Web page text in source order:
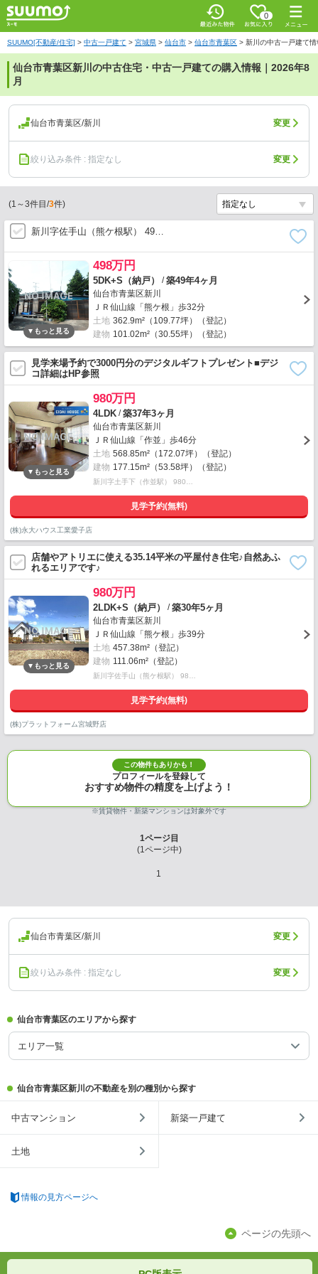
0
SUUMO[不動産/住宅] > 中古一戸建て > 宮城県 > 仙台市 > 仙台市青葉区 > 新川の中古一戸建て情
仙台市青葉区新川の中古住宅・中古一戸建ての購入情報｜2026年8
月
仙台市青葉区/新川 変更
絞り込み条件 : 指定なし 変更
(1 ～3件目/3件)
新川字佐手山（熊ケ根駅） 49…
498万円
5DK+S（納戸） /築49年4ヶ月
仙台市青葉区新川
ＪＲ仙山線「熊ケ根」歩32分
土地 362.9m²（109.77坪）（登記）
建物 101.02m²（30.55坪）（登記）
見学来場予約で3000円分のデジタルギフトプレゼント■デジ
コ詳細はHP参照
980万円
4LDK /築37年3ヶ月
仙台市青葉区新川
ＪＲ仙山線「作並」歩46分
土地 568.85m²（172.07坪）（登記）
建物 177.15m²（53.58坪）（登記）
新川字土手下（作並駅） 980…
見学予約(無料)
(株)永大ハウス工業愛子店
店舗やアトリエに使える35.14平米の平屋付き住宅♪自然あふ
れるエリアです♪
980万円
2LDK+S（納戸） /築30年5ヶ月
仙台市青葉区新川
ＪＲ仙山線「熊ケ根」歩39分
土地 457.38m²（登記）
建物 111.06m²（登記）
新川字佐手山（熊ケ根駅） 98…
見学予約(無料)
(株)プラットフォーム宮城野店
この物件もありかも！
プロフィールを登録して
おすすめ物件の精度を上げよう！
※賃貸物件・新築マンションは対象外です
1ページ目
(1ページ中)
1
仙台市青葉区/新川 変更
絞り込み条件 : 指定なし 変更
仙台市青葉区のエリアから探す
エリア一覧
仙台市青葉区新川の不動産を別の種別から探す
中古マンション 新築一戸建て
土地
情報の見方ページへ
ページの先頭へ